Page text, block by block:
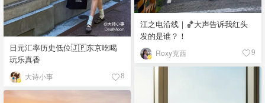
江之电沿线｜🏀大声告诉我红头
发的是谁？！
Roxy克西 9
日元汇率历史低位🇯🇵东京吃喝
玩乐真香
大诗小事 8